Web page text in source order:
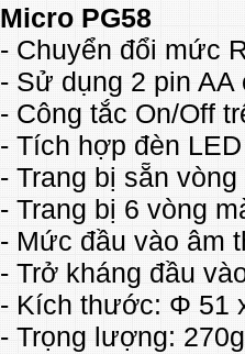
Micro PG58
- Chuyển đổi mức
- Sử dụng 2 pin
- Công tắc On/Off
- Tích hợp đèn
- Trang bị sẵn
- Trang bị 6 vòng
- Mức đầu vào âm
- Trở kháng đầu
- Kích thước: Φ 51
- Trọng lượng: 270g